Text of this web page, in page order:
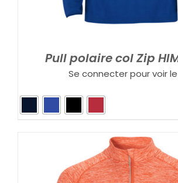
Pull polaire col Zip
Se connecter pour voir